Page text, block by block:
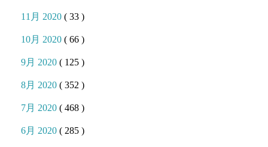
11月 2020( 33 )
10月 2020( 66 )
9月 2020( 125 )
8月 2020( 352 )
7月 2020( 468 )
6月 2020( 285 )